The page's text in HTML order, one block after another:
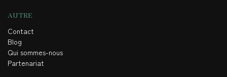
AUTRE
Contact
Blog
Qui sommes-nous
Partenariat